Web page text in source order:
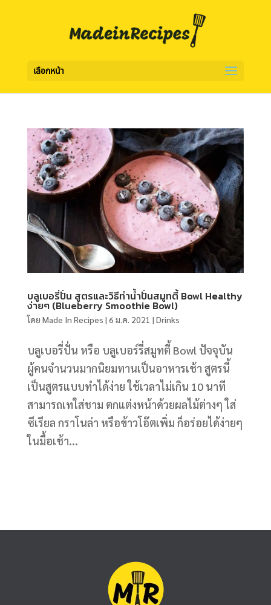
เลือกหน้า
บลูเบอรี่ปั่น สูตรและวิธีทำน้ำปั่นสมูทตี้ Bowl Healthy
ง่ายๆ (Blueberry Smoothie Bowl)
โดย Made In Recipes | 6 ม.ค. 2021 | Drinks
บลูเบอรี่ปั่น หรือ บลูเบอร์รี่สมูทตี้ Bowl ปัจจุบัน
ผู้คนจำนวนมากนิยมทานเป็นอาหารเช้า สูตรนี้
เป็นสูตรแบบทำได้ง่าย ใช้เวลาไม่เกิน 10 นาที
สามารถเทใส่ชาม ตกแต่งหน้าด้วยผลไม้ต่างๆ ใส่
ซีเรียล กราโนล่า หรือข้าวโอ๊ตเพิ่ม ก็อร่อยได้ง่ายๆ
ในมื้อเช้า...